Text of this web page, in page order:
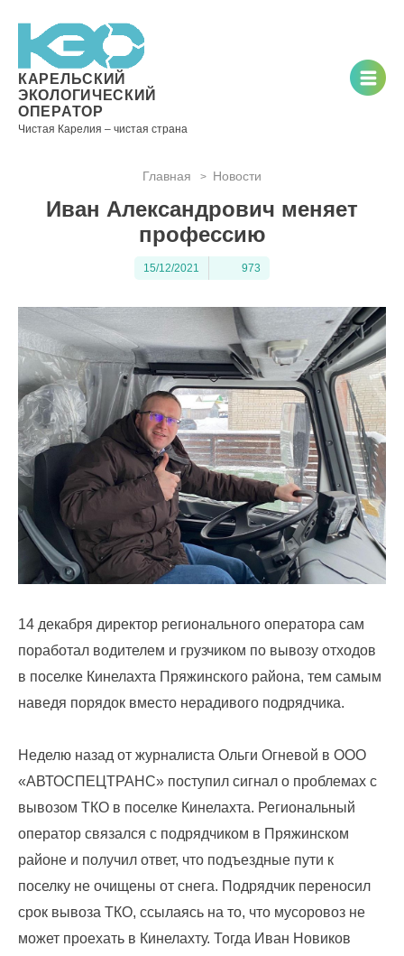
КАРЕЛЬСКИЙ
ЭКОЛОГИЧЕСКИЙ
ОПЕРАТОР
Чистая Карелия – чистая страна
о невывозе
ТКО
и ответы
операторы
диспетчера
ТКО:
(8142)
28-28-
14
По
вопросам
заключения
договоров
оплаты
за
услугу
обращению
ТКО
Для
юридических
(договоры,
допсоглашения):
(8142)
79-82-
86
Главная > Новости
Иван Александрович меняет
профессию
15/12/2021 973
14 декабря директор регионального оператора сам
поработал водителем и грузчиком по вывозу отходов
в поселке Кинелахта Пряжинского района, тем самым
наведя порядок вместо нерадивого подрядчика.
Неделю назад от журналиста Ольги Огневой в ООО
«АВТОСПЕЦТРАНС» поступил сигнал о проблемах с
вывозом ТКО в поселке Кинелахта. Региональный
оператор связался с подрядчиком в Пряжинском
районе и получил ответ, что подъездные пути к
поселку не очищены от снега. Подрядчик переносил
срок вывоза ТКО, ссылаясь на то, что мусоровоз не
может проехать в Кинелахту. Тогда Иван Новиков